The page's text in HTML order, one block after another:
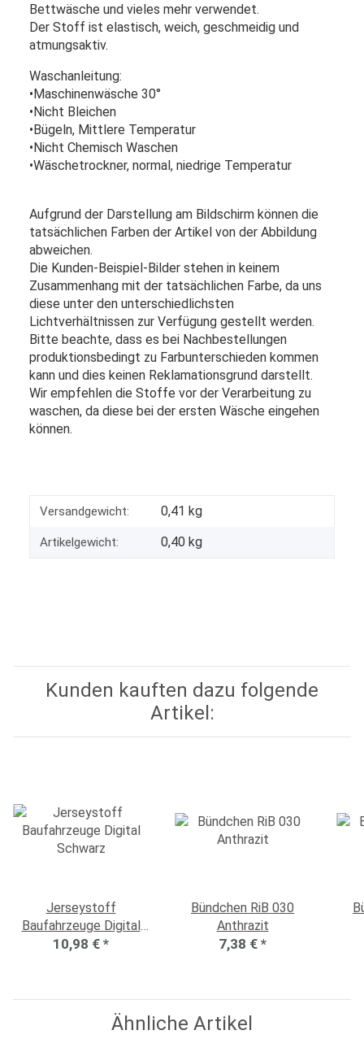
Bettwäsche und vieles mehr verwendet.
Der Stoff ist elastisch, weich, geschmeidig und
atmungsaktiv.
Waschanleitung:
•Maschinenwäsche 30°
•Nicht Bleichen
•Bügeln, Mittlere Temperatur
•Nicht Chemisch Waschen
•Wäschetrockner, normal, niedrige Temperatur
Aufgrund der Darstellung am Bildschirm können die
tatsächlichen Farben der Artikel von der Abbildung
abweichen.
Die Kunden-Beispiel-Bilder stehen in keinem
Zusammenhang mit der tatsächlichen Farbe, da uns
diese unter den unterschiedlichsten
Lichtverhältnissen zur Verfügung gestellt werden.
Bitte beachte, dass es bei Nachbestellungen
produktionsbedingt zu Farbunterschieden kommen
kann und dies keinen Reklamationsgrund darstellt.
Wir empfehlen die Stoffe vor der Verarbeitung zu
waschen, da diese bei der ersten Wäsche eingehen
können.
Versandgewicht: 0,41 kg
Artikelgewicht: 0,40 kg
Kunden kauften dazu folgende
Artikel:
Jerseystoff
Baufahrzeuge Digital
Schwarz
10,98 € *
Bündchen RiB 030
Anthrazit
7,38 € *
Ähnliche Artikel